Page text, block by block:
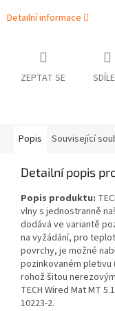
Detailní informace
ZEPTAT SE
Popis Související
Detailní popis
Popis produktu:
vlny s jednostranně
dodává ve variantě
na vyžádání, pro
povrchy, je možné
pozinkovaném pletivu
rohož šitou
TECH Wired Mat MT
10223-2.